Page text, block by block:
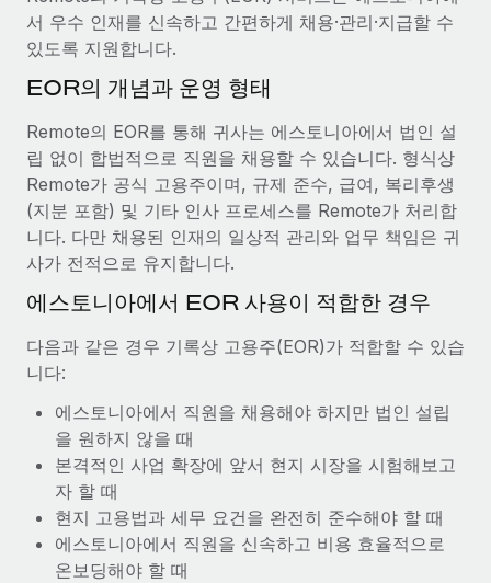
신원 조사
채용 후보자 심사 프로세스 간소화
Compliance Watchtower
기기 관리
전 세계 IT 장비 제공 및 추적 관리
법인 설립
법인 설립을 빠르고 준법적으로 지원
글로벌 인재 이동 및 전근
직원 해외 이전을 간편하게 처리
복리후생
손쉬운 직원 복리후생 관리
사례 연구
모든 리소스 보기
글로벌 급여
EOR 및 PEO
계약자 관리
블로그
Remote 제품 관련 소식: Gusto 및 Xero와의 통합과
Remote Contractor Management Plus
Remote의 사명은 모든 규모의 기업이 전 세계 어디서든 업무에 가
장 적합 사람을 찾아 채용 및 관리하고 급여를 지급하도록 돕는 것
입니다. 이를 위해 최근 몇 주 동안 새로운...
서 우수 인재를 신속하고 간편하게 채용·관리·지급할 수
있도록 지원합니다.
EOR의 개념과 운영 형태
Remote의 EOR를 통해 귀사는 에스토니아에서 법인 설
립 없이 합법적으로 직원을 채용할 수 있습니다. 형식상
Remote가 공식 고용주이며, 규제 준수, 급여, 복리후생
(지분 포함) 및 기타 인사 프로세스를 Remote가 처리합
니다. 다만 채용된 인재의 일상적 관리와 업무 책임은 귀
사가 전적으로 유지합니다.
에스토니아에서 EOR 사용이 적합한 경우
다음과 같은 경우 기록상 고용주(EOR)가 적합할 수 있습
니다:
에스토니아에서 직원을 채용해야 하지만 법인 설립
을 원하지 않을 때
본격적인 사업 확장에 앞서 현지 시장을 시험해보고
자 할 때
현지 고용법과 세무 요건을 완전히 준수해야 할 때
에스토니아에서 직원을 신속하고 비용 효율적으로
온보딩해야 할 때